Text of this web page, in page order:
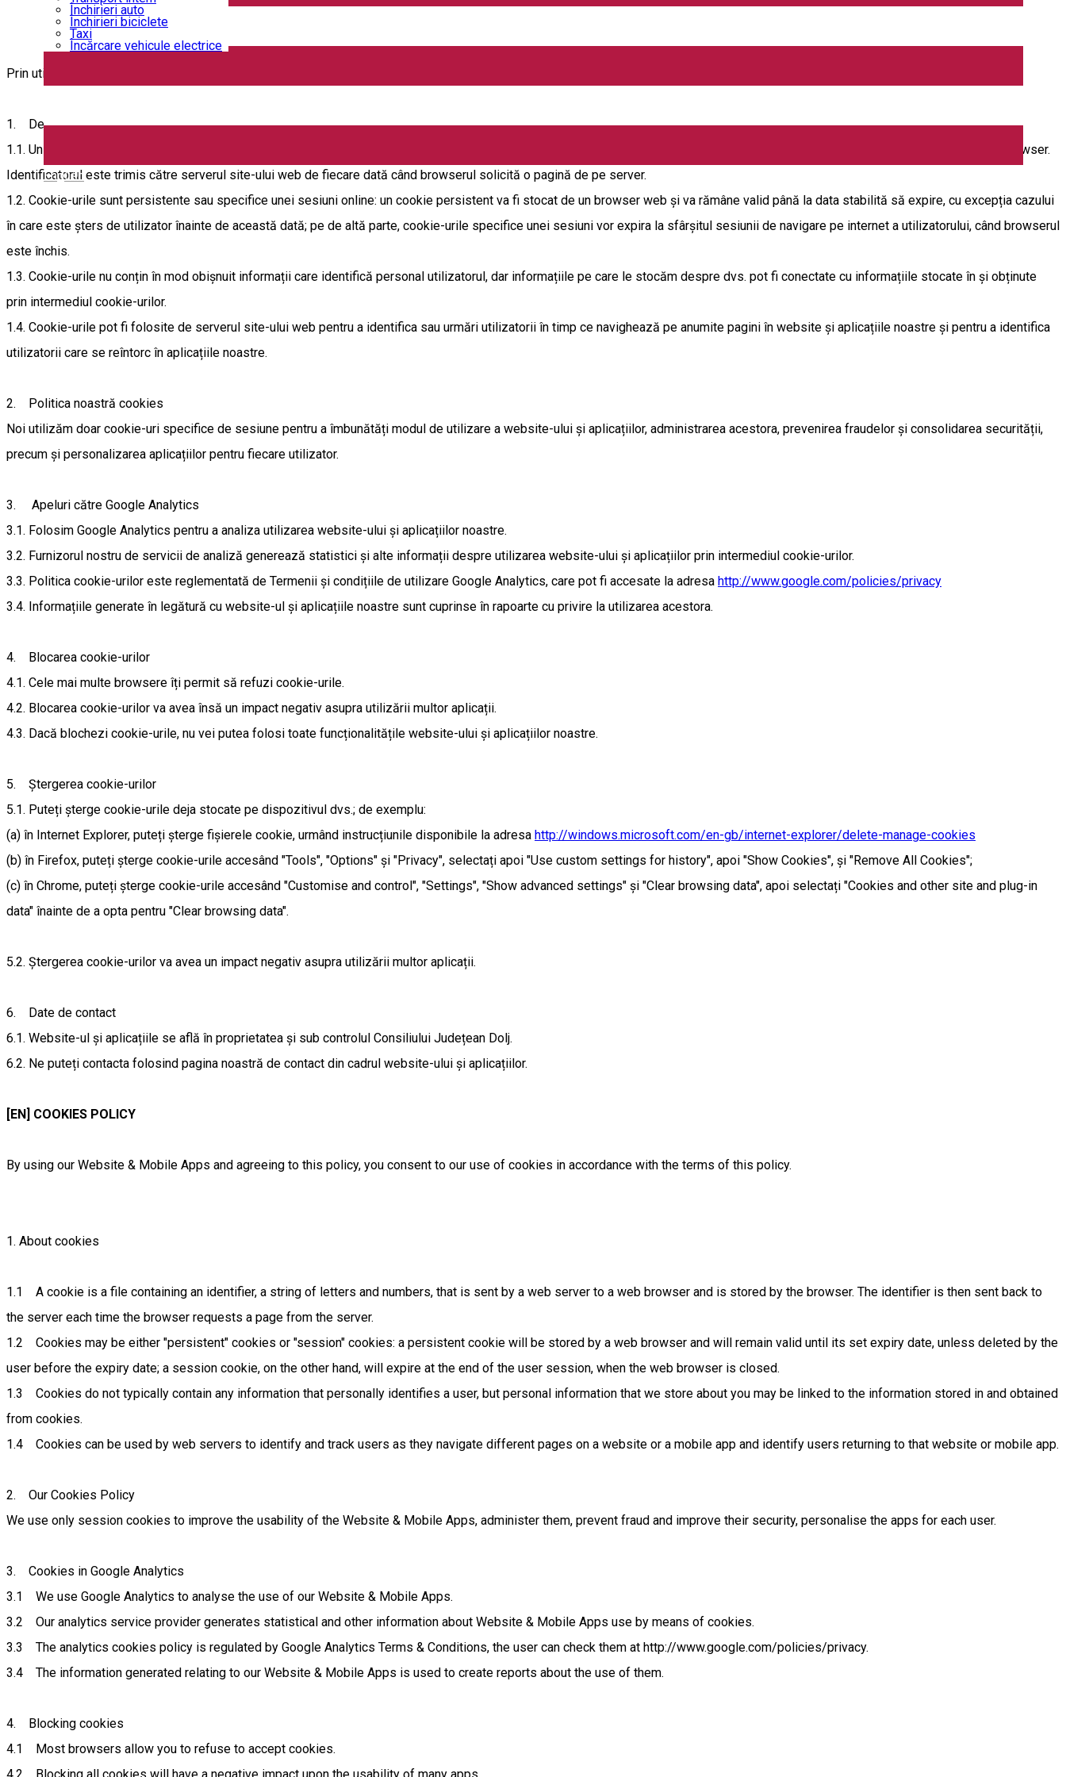
English
Închirieri auto
Închirieri biciclete
Taxi
Încărcare vehicule electrice
Prin utilizarea website-ului și aplicațiilor noastre și acceptarea acestei politici, vă exprimați acordul cu privire la utilizarea cookie-urilor, conform prevederilor prezentei politici.
1. Despre cookie-uri
1.1. Un cookie este un fișier care conține un identificator, o secvență liniară de litere și numere, care este trimisă de un server al unui site web către un browser, fiind stocată de acel browser.
Identificatorul este trimis către serverul site-ului web de fiecare dată când browserul solicită o pagină de pe server.
1.2. Cookie-urile sunt persistente sau specifice unei sesiuni online: un cookie persistent va fi stocat de un browser web și va rămâne valid până la data stabilită să expire, cu excepția cazului
în care este șters de utilizator înainte de această dată; pe de altă parte, cookie-urile specifice unei sesiuni vor expira la sfârșitul sesiunii de navigare pe internet a utilizatorului, când browserul
este închis.
1.3. Cookie-urile nu conțin în mod obișnuit informații care identifică personal utilizatorul, dar informațiile pe care le stocăm despre dvs. pot fi conectate cu informațiile stocate în și obținute
prin intermediul cookie-urilor.
1.4. Cookie-urile pot fi folosite de serverul site-ului web pentru a identifica sau urmări utilizatorii în timp ce navighează pe anumite pagini în website și aplicațiile noastre și pentru a identifica
utilizatorii care se reîntorc în aplicațiile noastre.
2. Politica noastră cookies
Noi utilizăm doar cookie-uri specifice de sesiune pentru a îmbunătăți modul de utilizare a website-ului și aplicațiilor, administrarea acestora, prevenirea fraudelor și consolidarea securității,
precum și personalizarea aplicațiilor pentru fiecare utilizator.
3. Apeluri către Google Analytics
3.1. Folosim Google Analytics pentru a analiza utilizarea website-ului și aplicațiilor noastre.
3.2. Furnizorul nostru de servicii de analiză generează statistici și alte informații despre utilizarea website-ului și aplicațiilor prin intermediul cookie-urilor.
3.3. Politica cookie-urilor este reglementată de Termenii și condițiile de utilizare Google Analytics, care pot fi accesate la adresa http://www.google.com/policies/privacy
3.4. Informațiile generate în legătură cu website-ul și aplicațiile noastre sunt cuprinse în rapoarte cu privire la utilizarea acestora.
4. Blocarea cookie-urilor
4.1. Cele mai multe browsere îți permit să refuzi cookie-urile.
4.2. Blocarea cookie-urilor va avea însă un impact negativ asupra utilizării multor aplicații.
4.3. Dacă blochezi cookie-urile, nu vei putea folosi toate funcționalitățile website-ului și aplicațiilor noastre.
5. Ștergerea cookie-urilor
5.1. Puteți șterge cookie-urile deja stocate pe dispozitivul dvs.; de exemplu:
(a) în Internet Explorer, puteți șterge fișierele cookie, urmând instrucțiunile disponibile la adresa http://windows.microsoft.com/en-gb/internet-explorer/delete-manage-cookies
(b) în Firefox, puteți șterge cookie-urile accesând "Tools", "Options" și "Privacy", selectați apoi "Use custom settings for history", apoi "Show Cookies", și "Remove All Cookies";
(c) în Chrome, puteți șterge cookie-urile accesând "Customise and control", "Settings", "Show advanced settings" și "Clear browsing data", apoi selectați "Cookies and other site and plug-in
data" înainte de a opta pentru "Clear browsing data".
5.2. Ștergerea cookie-urilor va avea un impact negativ asupra utilizării multor aplicații.
6. Date de contact
6.1. Website-ul și aplicațiile se află în proprietatea și sub controlul Consiliului Județean Dolj.
6.2. Ne puteți contacta folosind pagina noastră de contact din cadrul website-ului și aplicațiilor.
[EN] COOKIES POLICY
By using our Website & Mobile Apps and agreeing to this policy, you consent to our use of cookies in accordance with the terms of this policy.
1. About cookies
1.1 A cookie is a file containing an identifier, a string of letters and numbers, that is sent by a web server to a web browser and is stored by the browser. The identifier is then sent back to
the server each time the browser requests a page from the server.
1.2 Cookies may be either "persistent" cookies or "session" cookies: a persistent cookie will be stored by a web browser and will remain valid until its set expiry date, unless deleted by the
user before the expiry date; a session cookie, on the other hand, will expire at the end of the user session, when the web browser is closed.
1.3 Cookies do not typically contain any information that personally identifies a user, but personal information that we store about you may be linked to the information stored in and obtained
from cookies.
1.4 Cookies can be used by web servers to identify and track users as they navigate different pages on a website or a mobile app and identify users returning to that website or mobile app.
2. Our Cookies Policy
We use only session cookies to improve the usability of the Website & Mobile Apps, administer them, prevent fraud and improve their security, personalise the apps for each user.
3. Cookies in Google Analytics
3.1 We use Google Analytics to analyse the use of our Website & Mobile Apps.
3.2 Our analytics service provider generates statistical and other information about Website & Mobile Apps use by means of cookies.
3.3 The analytics cookies policy is regulated by Google Analytics Terms & Conditions, the user can check them at http://www.google.com/policies/privacy.
3.4 The information generated relating to our Website & Mobile Apps is used to create reports about the use of them.
4. Blocking cookies
4.1 Most browsers allow you to refuse to accept cookies.